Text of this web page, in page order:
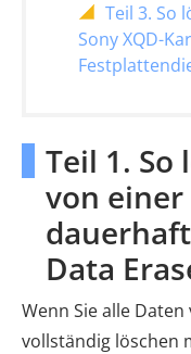
Teil 3. So
Sony XQD-
Teil 1. So
von einer
Data
Wenn Sie alle
vollständig löschen